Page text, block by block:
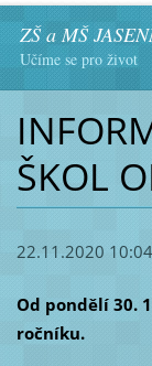
ZŠ a MŠ
Učíme se pro život
ŠKOL
22.11.2020 10:04
Od pondělí 30.
ročníku.